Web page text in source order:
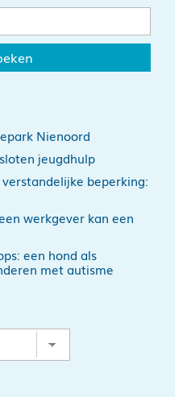
Nienoord
jeugdhulp
beperking:
werkgever kan een
een hond als
met autisme